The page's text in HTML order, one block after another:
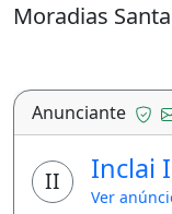
Moradias
Brizola. O
100m² de área
- 3 quartos
Anunciante
II Inclai
Ver